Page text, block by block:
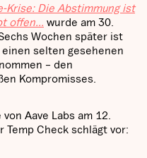
Krise: Die Abstimmung ist
offen… wurde am 30.
Wochen später ist
selten gesehenen
– den
Kompromisses.
Aave Labs am 12.
Check schlägt vor: